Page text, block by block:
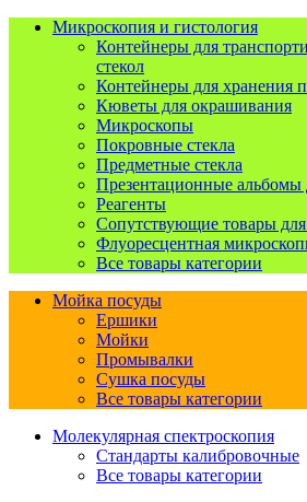
Микроскопия и гистология
Контейнеры для
стекол
Контейнеры для хранения
Кюветы для окрашивания
Микроскопы
Покровные стекла
Предметные стекла
Презентационные альбомы
Реагенты
Сопутствующие товары
Флуоресцентная
Все товары категории
Мойка посуды
Ершики
Мойки
Промывалки
Сушка посуды
Все товары категории
Молекулярная спектроскопия
Стандарты калибровочные
Все товары категории